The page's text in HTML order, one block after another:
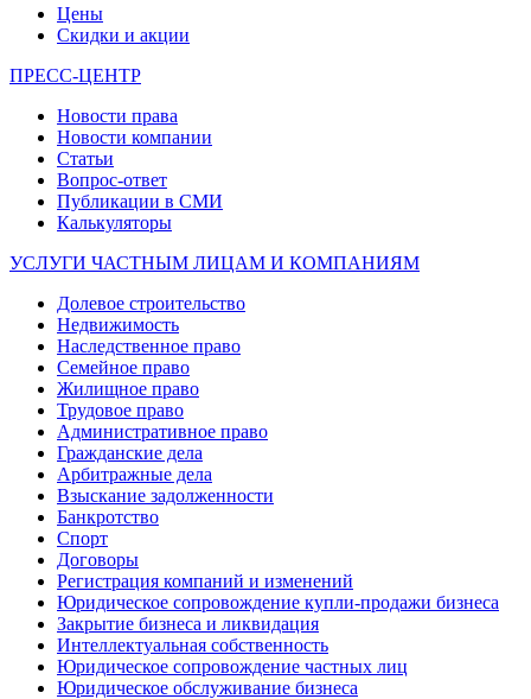
Цены
Скидки и акции
ПРЕСС-ЦЕНТР
Новости права
Новости компании
Статьи
Вопрос-ответ
Публикации в СМИ
Калькуляторы
УСЛУГИ ЧАСТНЫМ ЛИЦАМ И КОМПАНИЯМ
Долевое строительство
Недвижимость
Наследственное право
Семейное право
Жилищное право
Трудовое право
Административное право
Гражданские дела
Арбитражные дела
Взыскание задолженности
Банкротство
Спорт
Договоры
Регистрация компаний и изменений
Юридическое сопровождение купли-продажи бизнеса
Закрытие бизнеса и ликвидация
Интеллектуальная собственность
Юридическое сопровождение частных лиц
Юридическое обслуживание бизнеса